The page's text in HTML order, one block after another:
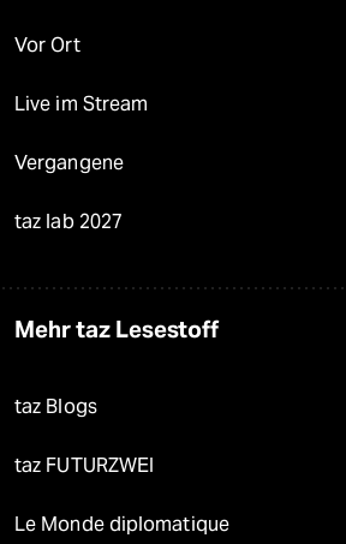
Vor Ort
Live im Stream
Vergangene
taz lab 2027
Mehr taz Lesestoff
taz Blogs
taz FUTURZWEI
Le Monde diplomatique